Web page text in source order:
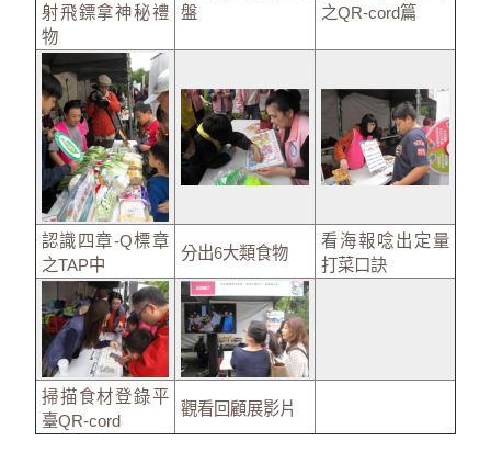
射飛鏢拿神秘禮
物
盤
之QR-cord篇
認識四章-Q標章
之TAP中
分出6大類食物
看海報唸出定量
打菜口訣
掃描食材登錄平
臺QR-cord
觀看回顧展影片